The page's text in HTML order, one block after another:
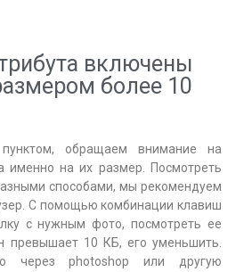
включены
более 10
обращаем внимание на
именно на их размер. Посмотреть
способами, мы рекомендуем
С помощью комбинации клавиш
с нужным фото, посмотреть ее
превышает 10 КБ, его уменьшить.
через photoshop или другую